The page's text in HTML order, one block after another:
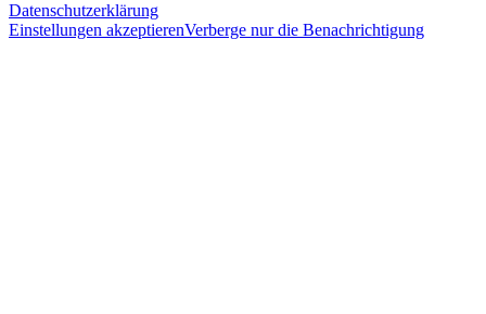
Datenschutzerklärung
Einstellungen akzeptierenVerberge nur die Benachrichtigung